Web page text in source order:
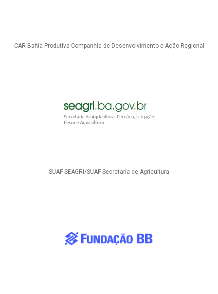
CAR-Bahia Produtiva-Companhia de Desenvolvimento e Ação Regional
SUAF-SEAGRI/SUAF-Secretaria de Agricultura